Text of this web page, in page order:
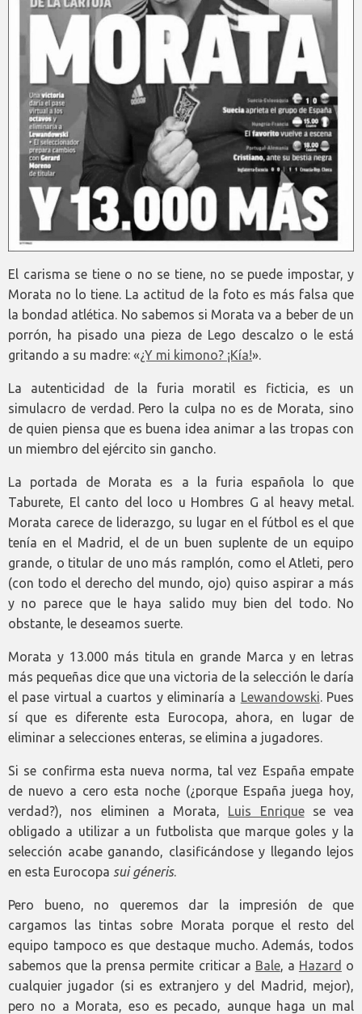
El carisma se tiene o no se tiene, no se puede impostar, y
Morata no lo tiene. La actitud de la foto es más falsa que
la bondad atlética. No sabemos si Morata va a beber de un
porrón, ha pisado una pieza de Lego descalzo o le está
gritando a su madre: «¿Y mi kimono? ¡Kía!».
La autenticidad de la furia moratil es ficticia, es un
simulacro de verdad. Pero la culpa no es de Morata, sino
de quien piensa que es buena idea animar a las tropas con
un miembro del ejército sin gancho.
La portada de Morata es a la furia española lo que
Taburete, El canto del loco u Hombres G al heavy metal.
Morata carece de liderazgo, su lugar en el fútbol es el que
tenía en el Madrid, el de un buen suplente de un equipo
grande, o titular de uno más ramplón, como el Atleti, pero
(con todo el derecho del mundo, ojo) quiso aspirar a más
y no parece que le haya salido muy bien del todo. No
obstante, le deseamos suerte.
Morata y 13.000 más titula en grande Marca y en letras
más pequeñas dice que una victoria de la selección le daría
el pase virtual a cuartos y eliminaría a Lewandowski . Pues
sí que es diferente esta Eurocopa, ahora, en lugar de
eliminar a selecciones enteras, se elimina a jugadores.
Si se confirma esta nueva norma, tal vez España empate
de nuevo a cero esta noche (¿porque España juega hoy,
verdad?), nos eliminen a Morata, Luis Enriquese vea
obligado a utilizar a un futbolista que marque goles y la
selección acabe ganando, clasificándose y llegando lejos
en esta Eurocopa sui géneris.
Pero bueno, no queremos dar la impresión de que
cargamos las tintas sobre Morata porque el resto del
equipo tampoco es que destaque mucho. Además, todos
sabemos que la prensa permite criticar a Bale, a Hazard o
cualquier jugador (si es extranjero y del Madrid, mejor),
pero no a Morata, eso es pecado, aunque haga un mal